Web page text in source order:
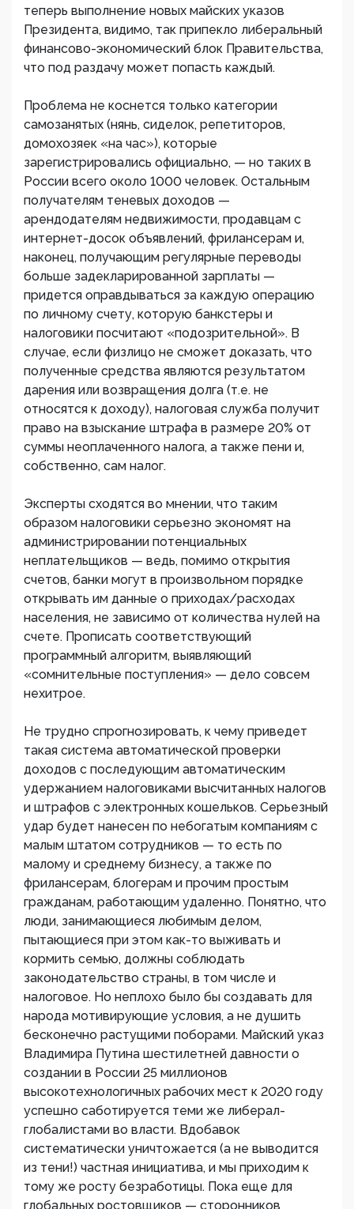
теперь выполнение новых майских указов
Президента, видимо, так припекло либеральный
финансово-экономический блок Правительства,
что под раздачу может попасть каждый.
Проблема не коснется только категории
самозанятых (нянь, сиделок, репетиторов,
домохозяек «на час»), которые
зарегистрировались официально, — но таких в
России всего около 1000 человек. Остальным
получателям теневых доходов —
арендодателям недвижимости, продавцам с
интернет-досок объявлений, фрилансерам и,
наконец, получающим регулярные переводы
больше задекларированной зарплаты —
придется оправдываться за каждую операцию
по личному счету, которую банкстеры и
налоговики посчитают «подозрительной». В
случае, если физлицо не сможет доказать, что
полученные средства являются результатом
дарения или возвращения долга (т.е. не
относятся к доходу), налоговая служба получит
право на взыскание штрафа в размере 20% от
суммы неоплаченного налога, а также пени и,
собственно, сам налог.
Эксперты сходятся во мнении, что таким
образом налоговики серьезно экономят на
администрировании потенциальных
неплательщиков — ведь, помимо открытия
счетов, банки могут в произвольном порядке
открывать им данные о приходах/расходах
населения, не зависимо от количества нулей на
счете. Прописать соответствующий
программный алгоритм, выявляющий
«сомнительные поступления» — дело совсем
нехитрое.
Не трудно спрогнозировать, к чему приведет
такая система автоматической проверки
доходов с последующим автоматическим
удержанием налоговиками высчитанных налогов
и штрафов с электронных кошельков. Серьезный
удар будет нанесен по небогатым компаниям с
малым штатом сотрудников — то есть по
малому и среднему бизнесу, а также по
фрилансерам, блогерам и прочим простым
гражданам, работающим удаленно. Понятно, что
люди, занимающиеся любимым делом,
пытающиеся при этом как-то выживать и
кормить семью, должны соблюдать
законодательство страны, в том числе и
налоговое. Но неплохо было бы создавать для
народа мотивирующие условия, а не душить
бесконечно растущими поборами. Майский указ
Владимира Путина шестилетней давности о
создании в России 25 миллионов
высокотехнологичных рабочих мест к 2020 году
успешно саботируется теми же либерал-
глобалистами во власти. Вдобавок
систематически уничтожается (а не выводится
из тени!) частная инициатива, и мы приходим к
тому же росту безработицы. Пока еще для
глобальных ростовщиков — сторонников